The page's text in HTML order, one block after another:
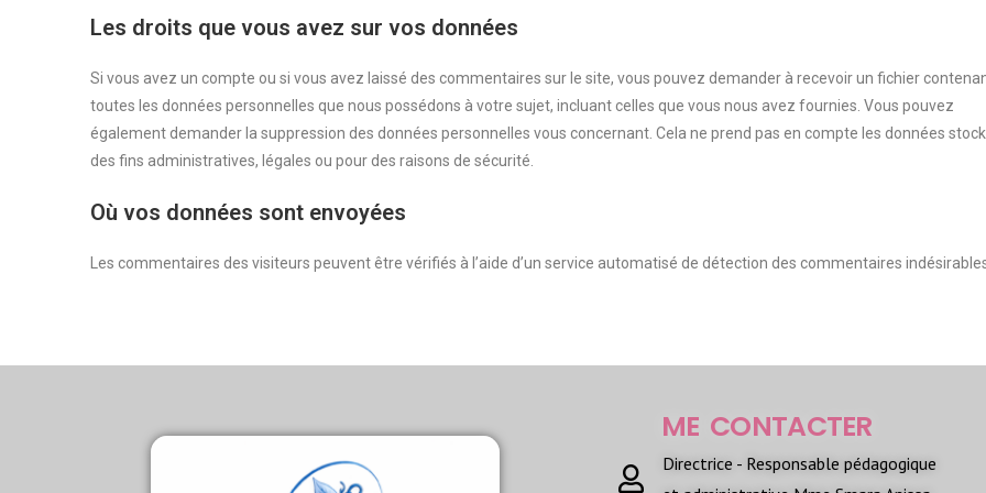
Les droits que vous avez sur vos données
Si vous avez un compte ou si vous avez laissé des commentaires sur le site, vous pouvez demander à recevoir un fichier
toutes les données personnelles que nous possédons à votre sujet, incluant celles que vous nous avez fournies. Vous pouvez
également demander la suppression des données personnelles vous concernant. Cela ne prend pas en compte les données
des fins administratives, légales ou pour des raisons de sécurité.
Où vos données sont envoyées
Les commentaires des visiteurs peuvent être vérifiés à l’aide d’un service automatisé de détection des commentaires
ME CONTACTER
Directrice - Responsable pédagogique